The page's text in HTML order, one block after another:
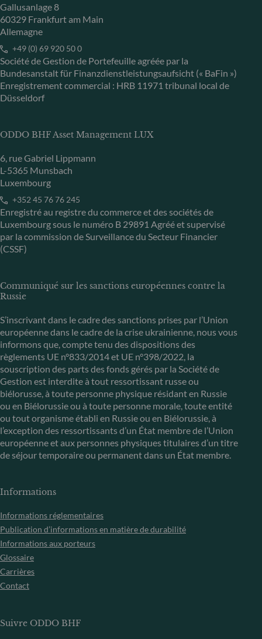
Gallusanlage 8
60329 Frankfurt am Main
Allemagne
+49 (0) 69 920 50 0
Société de Gestion de Portefeuille agréée par la
Bundesanstalt für Finanzdienstleistungsaufsicht (« BaFin »)
Enregistrement commercial : HRB 11971 tribunal local de
Düsseldorf
ODDO BHF Asset Management LUX
6, rue Gabriel Lippmann
L-5365 Munsbach
Luxembourg
+352 45 76 76 245
Enregistré au registre du commerce et des sociétés de
Luxembourg sous le numéro B 29891 Agréé et supervisé
par la commission de Surveillance du Secteur Financier
(CSSF)
Communiqué sur les sanctions européennes contre la
Russie
S’inscrivant dans le cadre des sanctions prises par l’Union
européenne dans le cadre de la crise ukrainienne, nous vous
informons que, compte tenu des dispositions des
règlements UE n°833/2014 et UE n°398/2022, la
souscription des parts des fonds gérés par la Société de
Gestion est interdite à tout ressortissant russe ou
biélorusse, à toute personne physique résidant en Russie
ou en Biélorussie ou à toute personne morale, toute entité
ou tout organisme établi en Russie ou en Biélorussie, à
l’exception des ressortissants d’un État membre de l’Union
européenne et aux personnes physiques titulaires d’un titre
de séjour temporaire ou permanent dans un État membre.
Informations
Informations réglementaires
Publication d’informations en matière de durabilité
Informations aux porteurs
Glossaire
Carrières
Contact
Suivre ODDO BHF